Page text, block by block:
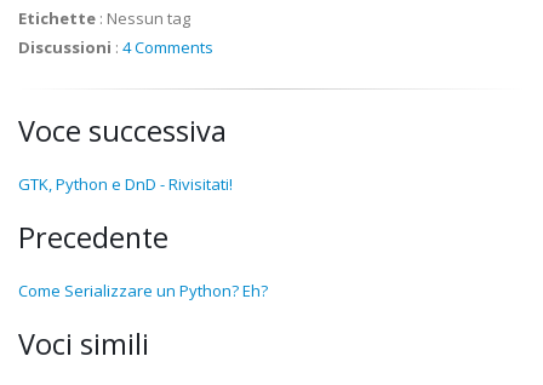
Etichette : Nessun tag
Discussioni : 4 Comments
Voce successiva
GTK, Python e DnD - Rivisitati!
Precedente
Come Serializzare un Python? Eh?
Voci simili